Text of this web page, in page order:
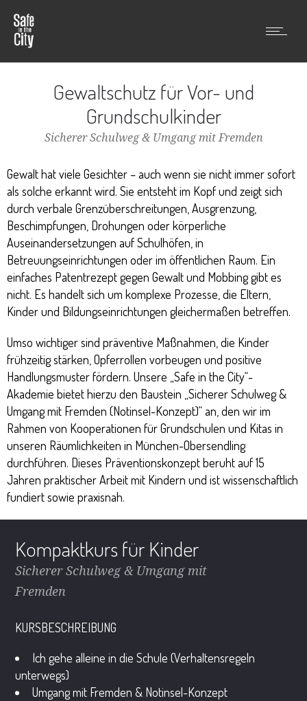
Gewaltschutz für Vor- und
Grundschulkinder
Sicherer Schulweg & Umgang mit Fremden
Gewalt hat viele Gesichter – auch wenn sie nicht immer sofort
als solche erkannt wird. Sie entsteht im Kopf und zeigt sich
durch verbale Grenzüberschreitungen, Ausgrenzung,
Beschimpfungen, Drohungen oder körperliche
Auseinandersetzungen auf Schulhöfen, in
Betreuungseinrichtungen oder im öffentlichen Raum. Ein
einfaches Patentrezept gegen Gewalt und Mobbing gibt es
nicht. Es handelt sich um komplexe Prozesse, die Eltern,
Kinder und Bildungseinrichtungen gleichermaßen betreffen.
Umso wichtiger sind präventive Maßnahmen, die Kinder
frühzeitig stärken, Opferrollen vorbeugen und positive
Handlungsmuster fördern. Unsere „Safe in the City“-
Akademie bietet hierzu den Baustein „Sicherer Schulweg &
Umgang mit Fremden (Notinsel-Konzept)“ an, den wir im
Rahmen von Kooperationen für Grundschulen und Kitas in
unseren Räumlichkeiten in München-Obersendling
durchführen. Dieses Präventionskonzept beruht auf 15
Jahren praktischer Arbeit mit Kindern und ist wissenschaftlich
fundiert sowie praxisnah.
Kompaktkurs für Kinder
Sicherer Schulweg & Umgang mit
Fremden
KURSBESCHREIBUNG
Ich gehe alleine in die Schule (Verhaltensregeln
unterwegs)
Umgang mit Fremden & Notinsel-Konzept